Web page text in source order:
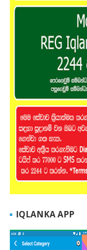
IQLANKA APP